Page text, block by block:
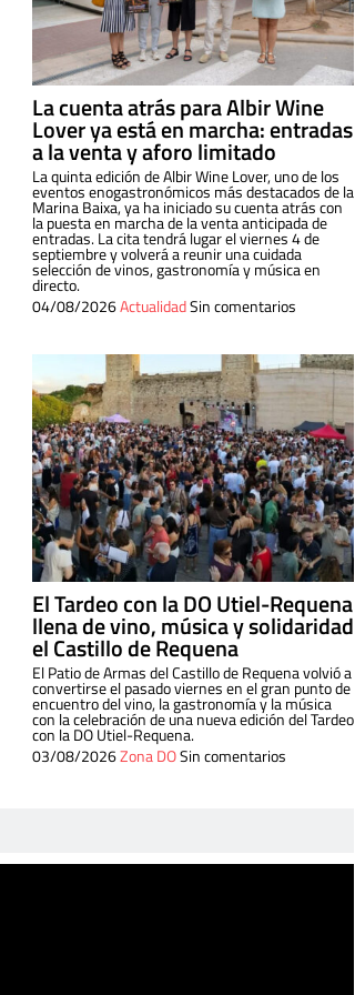
La cuenta atrás para Albir Wine
Lover ya está en marcha: entradas
a la venta y aforo limitado
La quinta edición de Albir Wine Lover, uno de los
eventos enogastronómicos más destacados de la
Marina Baixa, ya ha iniciado su cuenta atrás con
la puesta en marcha de la venta anticipada de
entradas. La cita tendrá lugar el viernes 4 de
septiembre y volverá a reunir una cuidada
selección de vinos, gastronomía y música en
directo.
04/08/2026ActualidadSin comentarios
El Tardeo con la DO Utiel-Requena
llena de vino, música y solidaridad
el Castillo de Requena
El Patio de Armas del Castillo de Requena volvió a
convertirse el pasado viernes en el gran punto de
encuentro del vino, la gastronomía y la música
con la celebración de una nueva edición del Tardeo
con la DO Utiel-Requena.
03/08/2026Zona DOSin comentarios